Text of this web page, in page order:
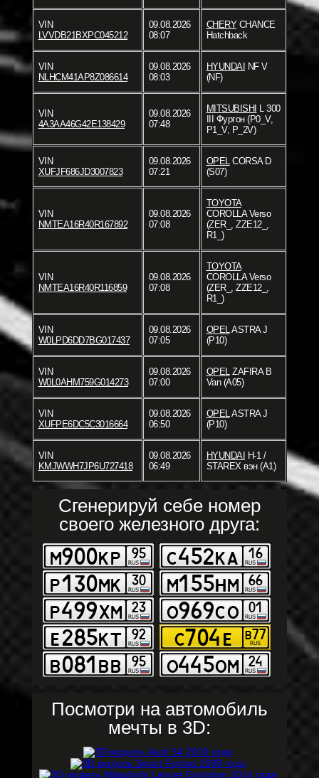
VIN
LVVDB21BXPC045212
09.08.2026
08:07
CHERYCHANCE
Hatchback
VIN
NLHCM41AP8Z086614
09.08.2026
08:03
HYUNDAI NF V
(NF)
VIN
4A3AA46G42E138429
09.08.2026
07:48
MITSUBISHI L 300
III Фургон (P0_V,
P1_V, P_2V)
VIN
XUFJF686JD3007823
09.08.2026
07:21
OPELCORSA D
(S07)
VIN
NMTEA16R40R167892
09.08.2026
07:08
TOYOTA
COROLLA Verso
(ZER_, ZZE12_,
R1_)
VIN
NMTEA16R40R116859
09.08.2026
07:08
TOYOTA
COROLLA Verso
(ZER_, ZZE12_,
R1_)
VIN
W0LPD6DD7BG017437
09.08.2026
07:05
OPELASTRA J
(P10)
VIN
W0L0AHM759G014273
09.08.2026
07:00
OPELZAFIRA B
Van (A05)
VIN
XUFPE6DC5C3016664
09.08.2026
06:50
OPELASTRA J
(P10)
VIN
KMJWWH7JP6U727418
09.08.2026
06:49
HYUNDAI H-1 /
STAREX вэн (A1)
Сгенерируй себе номер
своего железного друга:
Посмотри на автомобиль
мечты в 3D: